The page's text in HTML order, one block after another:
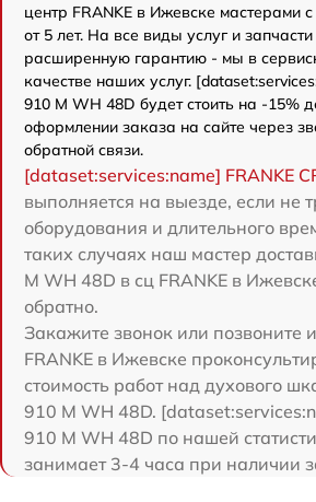
центр FRANKE в Ижевске мастерами
от 5 лет. На все виды услуг и
расширенную гарантию - мы в
качестве наших услуг.
910 M WH 48D будет стоить на -15%
оформлении заказа на сайте через
обратной связи.
[dataset:services:name] FRANKE
выполняется на выезде, если не
оборудования и длительного
таких случаях наш мастер
M WH 48D в сц FRANKE в
обратно.
Закажите звонок или позвоните
FRANKE в Ижевске
стоимость работ над духового
910 M WH 48D.
910 M WH 48D по нашей
занимает 3-4 часа при наличии